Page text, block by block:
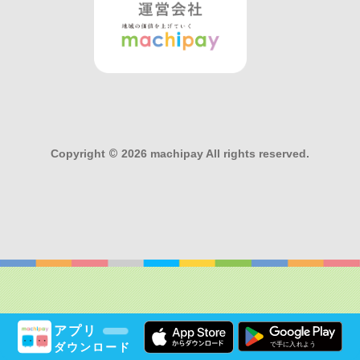
アプリ
ダウンロード
Copyright © 2026 machipay All rights reserved.